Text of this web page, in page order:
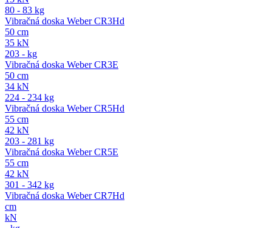
80 - 83 kg
Vibračná doska Weber CR3Hd
50 cm
35 kN
203 - kg
Vibračná doska Weber CR3E
50 cm
34 kN
224 - 234 kg
Vibračná doska Weber CR5Hd
55 cm
42 kN
203 - 281 kg
Vibračná doska Weber CR5E
55 cm
42 kN
301 - 342 kg
Vibračná doska Weber CR7Hd
cm
kN